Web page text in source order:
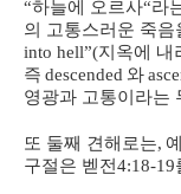
“하늘에 오르사“라
의 고통스러운 죽음
into hell”(지옥에 내
즉 descended 와
영광과 고통이라는
또 둘째 견해로는,
구절은 벧전4:18-19